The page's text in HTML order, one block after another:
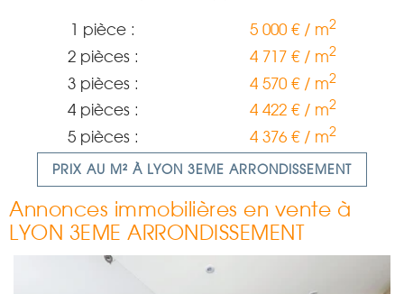
1 pièce : 5 000 € / m2
2 pièces : 4 717 € / m2
3 pièces : 4 570 € / m2
4 pièces : 4 422 € / m2
5 pièces : 4 376 € / m2
PRIX AU M² À LYON 3EME ARRONDISSEMENT
Annonces immobilières en vente à
LYON 3EME ARRONDISSEMENT